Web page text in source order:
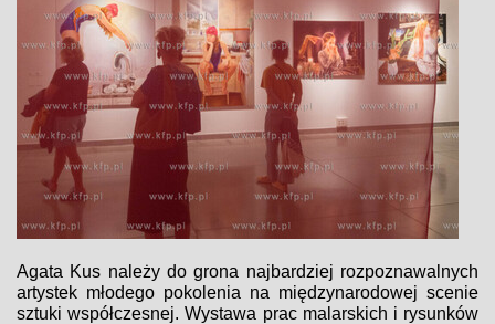
Agata Kus należy do grona najbardziej rozpoznawalnych
artystek młodego pokolenia na międzynarodowej scenie
sztuki współczesnej. Wystawa prac malarskich i rysunków